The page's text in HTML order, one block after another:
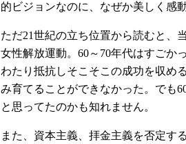
的ビジョンなのに、なぜか美しく感
ただ21世紀の立ち位置から読むと、
女性解放運動。60～70年代はすごか
わたり抵抗しそこそこの成功を収め
み育てることができなかった。でも
と思ってたのかも知れません。
また、資本主義、拝金主義を否定す